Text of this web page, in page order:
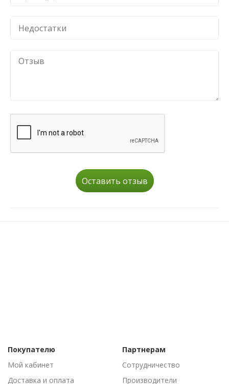
Оставить отзыв
Покупателю
Мой кабинет
Доставка и оплата
Партнерам
Сотрудничество
Производители